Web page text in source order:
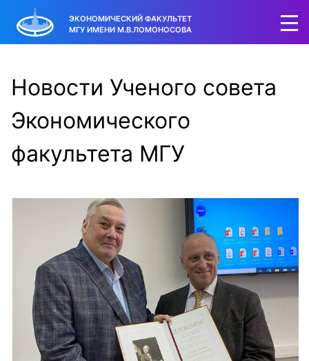
ЭКОНОМИЧЕСКИЙ ФАКУЛЬТЕТ
МГУ ИМЕНИ М.В.ЛОМОНОСОВА
Новости Ученого совета
Экономического
факультета МГУ